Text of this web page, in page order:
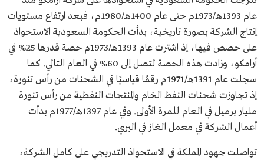
عام 1393هـ/1973م حتى عام 1400هـ/1980م، فبعد ارتفاع مستويات
إنتاج الشركة بصورة تاريخية، بدأت الحكومة السعودية الاستحواذ
على حصص فيها، إذ اشترت عام 1393هـ/1973م حصة قدرها 25% في
أرامكو، وزادت هذه الحصة لتصل إلى 60% في العام التالي. كما
سجلت عام 1391هـ/1971م رقمًا قياسيًا في الشحنات من رأس تنورة،
إذ تجاوزت شحنات النفط الخام والمنتجات النفطية من رأس تنورة
مليار برميل في العام للمرة الأولى. وفي عام 1397هـ/1977م بدأت
أعمال الشركة في معمل الغاز في البري.
تواصلت جهود المملكة في الاستحواذ التدريجي على كامل الشركة،